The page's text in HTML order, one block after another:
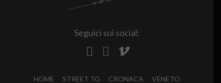
Seguici sui social:
HOME STREET TG CRONACA VENETO